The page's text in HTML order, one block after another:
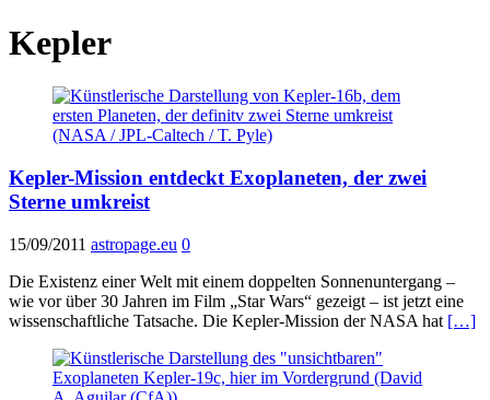
Kepler
Kepler-Mission entdeckt Exoplaneten, der zwei
Sterne umkreist
15/09/2011 astropage.eu 0
Die Existenz einer Welt mit einem doppelten Sonnenuntergang –
wie vor über 30 Jahren im Film „Star Wars“ gezeigt – ist jetzt eine
wissenschaftliche Tatsache. Die Kepler-Mission der NASA hat […]